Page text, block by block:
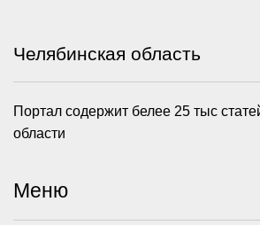
Челябинская область
Портал содержит белее 25 тыс
области
Меню